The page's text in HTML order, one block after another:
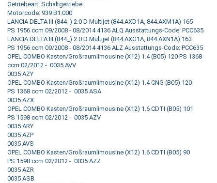
Getriebeart: Schaltgetriebe
Motorcode: 939 B1.000
LANCIA DELTA III (844_) 2.0 D Multijet (844.AXD1A, 844.AXM1A) 165
PS 1956 ccm 09/2008 - 08/2014 4136 ALQ Ausstattungs-Code: PCC635
LANCIA DELTA III (844_) 2.0 D Multijet (844.AXG1A, 844.AXN1A) 163
PS 1956 ccm 09/2008 - 08/2014 4136 ALZ Ausstattungs-Code: PCC635
OPEL COMBO Kasten/Großraumlimousine (X12) 1.4 (B05) 120 PS 1368
ccm 02/2012 - 0035 AVV
0035 AZY
OPEL COMBO Kasten/Großraumlimousine (X12) 1.4 CNG (B05) 120
PS 1368 ccm 02/2012 - 0035 ASA
0035 AZX
OPEL COMBO Kasten/Großraumlimousine (X12) 1.6 CDTI (B05) 101
PS 1598 ccm 02/2012 - 0035 AZV
0035 ARY
0035 AZP
0035 AVS
OPEL COMBO Kasten/Großraumlimousine (X12) 1.6 CDTI (B05) 90
PS 1598 ccm 02/2012 - 0035 AZZ
0035 AZR
0035 ASB